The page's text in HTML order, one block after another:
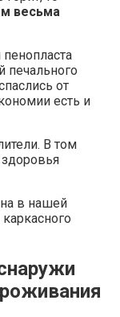
весьма
печального
от
есть и
В том
в нашей